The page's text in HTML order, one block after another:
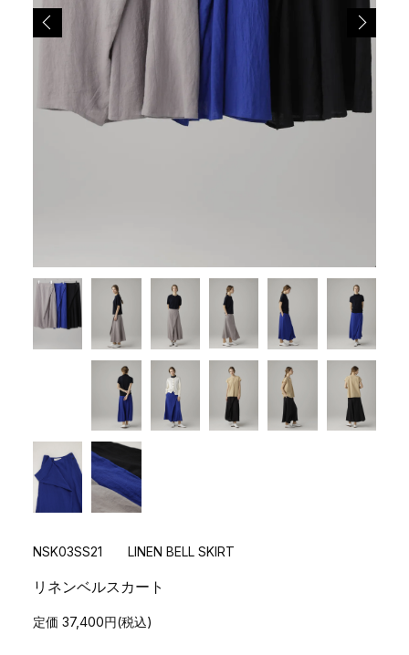
NSK03SS21 LINEN BELL SKIRT
リネンベルスカート
定価 37,400円(税込)